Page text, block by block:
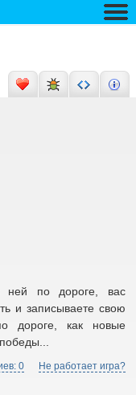
ней по дороге, вас
и записываете свою
дороге, как новые
0 Не работает игра?